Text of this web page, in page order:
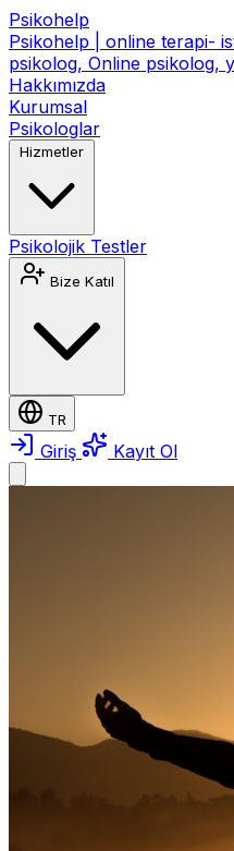
Psikohelp
Psikohelp | online terapi-
psikolog, Online psikolog,
Hakkımızda
Kurumsal
Psikologlar
Hizmetler
Psikolojik Testler
Bize Katıl
TR
Giriş Kayıt Ol